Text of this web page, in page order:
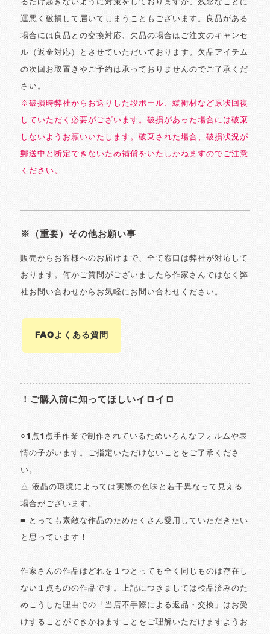
るだけ起きないように対策をしておりますが、残念なことに
運悪く破損して届いてしまうこともございます。良品がある
場合には良品との交換対応、欠品の場合はご注文のキャンセ
ル（返金対応）とさせていただいております。欠品アイテム
の次回お取置きやご予約は承っておりませんのでご了承くだ
さい。
※破損時弊社からお送りした段ボール、緩衝材など原状回復
していただく必要がございます。破損があった場合には破棄
しないようお願いいたします。破棄された場合、破損状況が
郵送中と断定できないため補償をいたしかねますのでご注意
ください。
※（重要）その他お願い事
販売からお客様へのお届けまで、全て窓口は弊社が対応して
おります。何かご質問がございましたら作家さんではなく弊
社お問い合わせからお気軽にお問い合わせください。
FAQよくある質問
！ご購入前に知ってほしいイロイロ
○1点1点手作業で制作されているためいろんなフォルムや表
情の子がいます。ご指定いただけないことをご了承くださ
い。
△ 液晶の環境によっては実際の色味と若干異なって見える
場合がございます。
■ とっても素敵な作品のためたくさん愛用していただきたい
と思っています！
作家さんの作品はどれを１つとっても全く同じものは存在し
ない１点ものの作品です。上記につきましては検品済みのた
めこうした理由での「当店不手際による返品・交換」はお受
けすることができかねますことをご理解いただけますようお